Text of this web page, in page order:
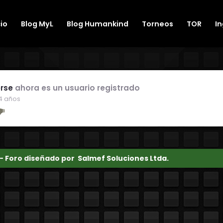
Blog MyL Blog Humankind Torneos TOR
ahora es un usuario registrado
años
Foro diseñado por Salmef Soluciones Ltda.